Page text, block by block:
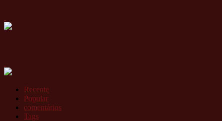
Recente
Popular
comentários
Tags